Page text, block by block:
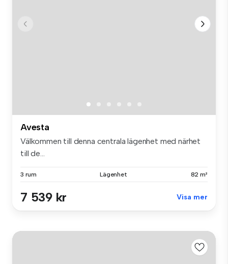
Avesta
Välkommen till denna centrala lägenhet med närhet
till de...
3 rum Lägenhet 82 m²
7 539 kr Visa mer